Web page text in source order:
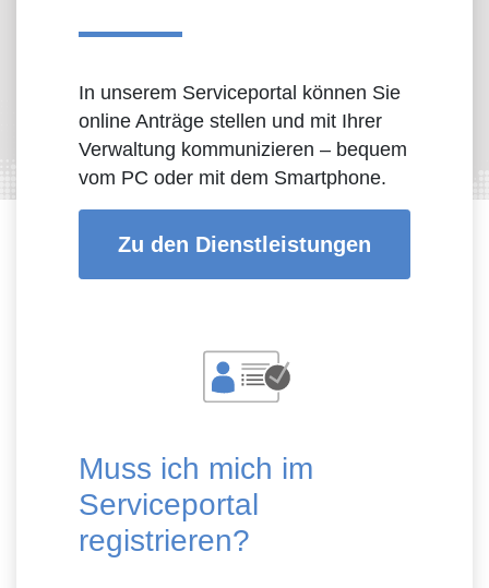
In unserem Serviceportal können Sie
online Anträge stellen und mit Ihrer
Verwaltung kommunizieren – bequem
vom PC oder mit dem Smartphone.
Zu den Dienstleistungen
Muss ich mich im
Serviceportal
registrieren?